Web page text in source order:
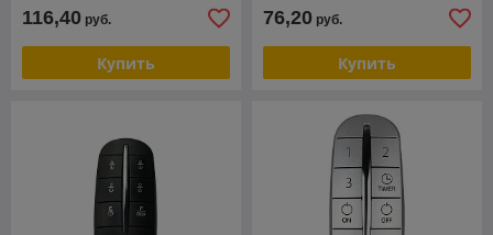
116,40 руб.
Купить
76,20 руб.
Купить